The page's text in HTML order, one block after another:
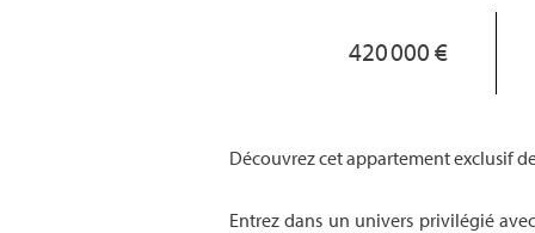
420 000 €
Découvrez cet appartement exclusif
Entrez dans un univers privilégié